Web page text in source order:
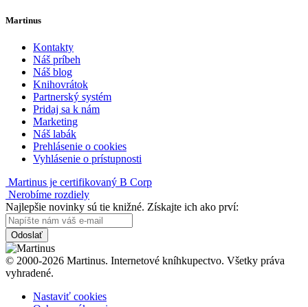
Martinus
Kontakty
Náš príbeh
Náš blog
Knihovrátok
Partnerský systém
Pridaj sa k nám
Marketing
Náš labák
Prehlásenie o cookies
Vyhlásenie o prístupnosti
Martinus je certifikovaný B Corp
Nerobíme rozdiely
Najlepšie novinky sú tie knižné. Získajte ich ako prví:
Odoslať
© 2000-2026 Martinus. Internetové kníhkupectvo. Všetky práva
vyhradené.
Nastaviť cookies